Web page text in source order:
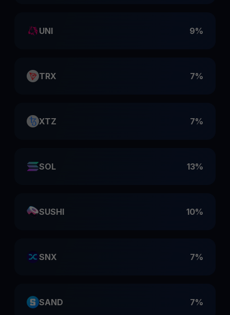
UNI 9%
TRX 7%
XTZ 7%
SOL 13%
SUSHI 10%
SNX 7%
SAND 7%